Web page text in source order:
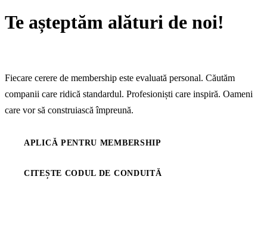
Te așteptăm alături de noi!
Fiecare cerere de membership este evaluată personal. Căutăm
companii care ridică standardul. Profesioniști care inspiră. Oameni
care vor să construiască împreună.
APLICĂ PENTRU MEMBERSHIP
CITEȘTE CODUL DE CONDUITĂ